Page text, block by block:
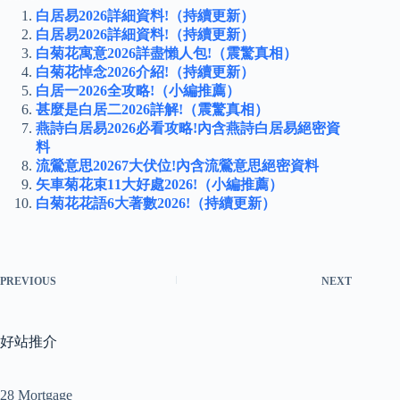
白居易2026詳細資料!（持續更新）
白居易2026詳細資料!（持續更新）
白菊花寓意2026詳盡懶人包!（震驚真相）
白菊花悼念2026介紹!（持續更新）
白居一2026全攻略!（小編推薦）
甚麼是白居二2026詳解!（震驚真相）
燕詩白居易2026必看攻略!內含燕詩白居易絕密資
料
流鶯意思20267大伏位!內含流鶯意思絕密資料
矢車菊花束11大好處2026!（小編推薦）
白菊花花語6大著數2026!（持續更新）
PREVIOUS NEXT
好站推介
28 Mortgage